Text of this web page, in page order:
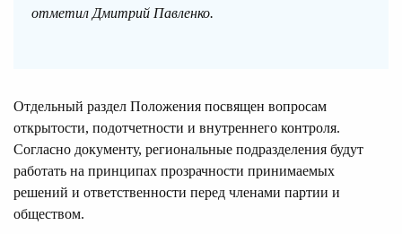
отметил Дмитрий Павленко.
Отдельный раздел Положения посвящен вопросам
открытости, подотчетности и внутреннего контроля.
Согласно документу, региональные подразделения будут
работать на принципах прозрачности принимаемых
решений и ответственности перед членами партии и
обществом.